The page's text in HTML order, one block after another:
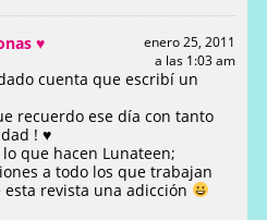
♥
enero 25, 2011
a las 1:03 am
cuenta que escribí un
recuerdo ese día con tanto
! ♥
lo que hacen Lunateen;
a todo los que trabajan
revista una adicción